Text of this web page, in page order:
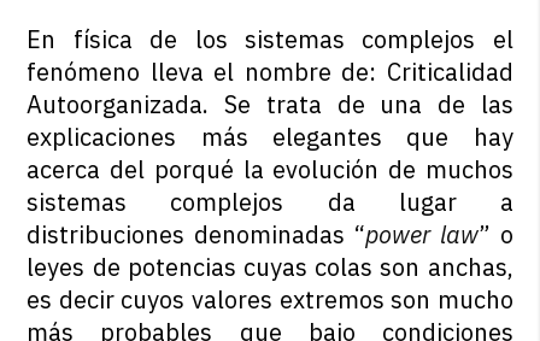
En física de los sistemas complejos el
fenómeno lleva el nombre de: Criticalidad
Autoorganizada. Se trata de una de las
explicaciones más elegantes que hay
acerca del porqué la evolución de muchos
sistemas complejos da lugar a
distribuciones denominadas “power law” o
leyes de potencias cuyas colas son anchas,
es decir cuyos valores extremos son mucho
más probables que bajo condiciones